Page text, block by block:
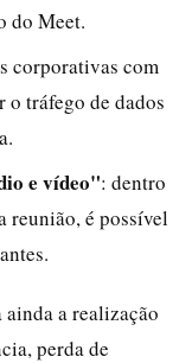
do Meet.
corporativas com
tráfego de dados
e vídeo": dentro
reunião, é possível
a realização
perda de